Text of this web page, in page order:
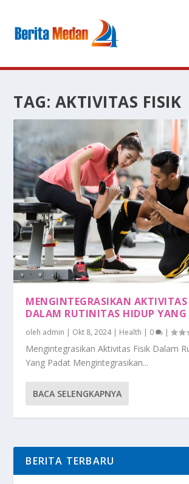
TAG: AKTIVITAS FISIK
MENGINTEGRASIKAN AKTIVITAS
DALAM RUTINITAS HIDUP YANG
oleh admin | Okt 8, 2024| Health | 0 |
Mengintegrasikan Aktivitas Fisik Dalam
Yang Padat Mengintegrasikan...
BACA SELENGKAPNYA
BERITA TERBARU